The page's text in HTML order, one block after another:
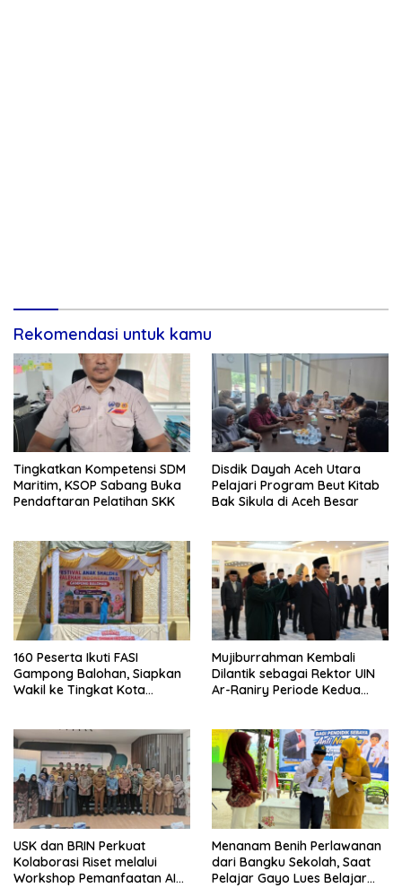
Rekomendasi untuk kamu
Tingkatkan Kompetensi SDM
Maritim, KSOP Sabang Buka
Pendaftaran Pelatihan SKK
Disdik Dayah Aceh Utara
Pelajari Program Beut Kitab
Bak Sikula di Aceh Besar
160 Peserta Ikuti FASI
Gampong Balohan, Siapkan
Wakil ke Tingkat Kota
Mujiburrahman Kembali
Dilantik sebagai Rektor UIN
Ar-Raniry Periode Kedua
USK dan BRIN Perkuat
Kolaborasi Riset melalui
Workshop Pemanfaatan AI
Menanam Benih Perlawanan
dari Bangku Sekolah, Saat
Pelajar Gayo Lues Belajar